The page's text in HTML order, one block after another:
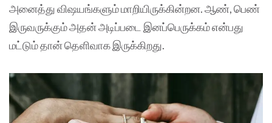
அனைத்து விஷயங்களும் மாறியிருக்கின்றன. ஆண், பெண்
இருவருக்கும் அதன் அடிப்படை இனப்பெருக்கம் என்பது
மட்டும் தான் தெளிவாக இருக்கிறது.